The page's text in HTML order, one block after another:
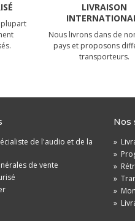
LIVRAISON
Nous livrons dans de
pays et proposons
transporteurs.
de l'audio et de la
de vente
Nos
»
»
»
»
»
»